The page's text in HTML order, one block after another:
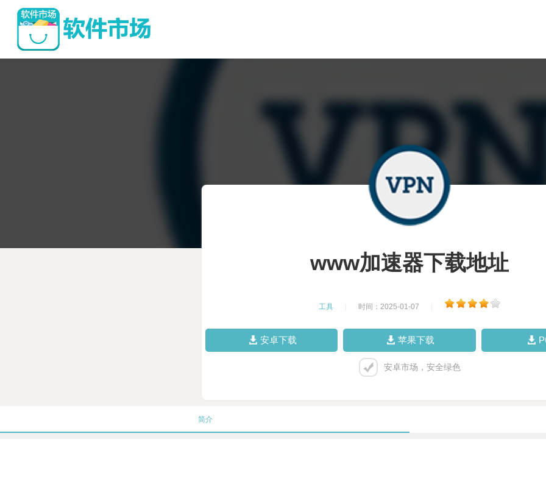
www加速器下载地址
工具 时间：2025-01-07
安卓下载 苹果下载
安卓市场，安全绿色
简介